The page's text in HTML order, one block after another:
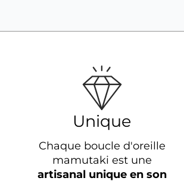
Unique
Chaque boucle d'oreille
mamutaki est une
artisanal unique en son